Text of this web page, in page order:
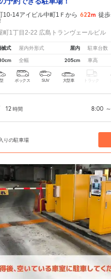
10-14アイビル中町1Ｆから 622m 徒歩
町1丁目2-22 広島トランヴェールビル
械式 屋内外形式 屋内 駐車台数
全幅 205cm 車高
ボックス SUV 大型車 トラック
12 時間 8:00 ～
りの駐車場